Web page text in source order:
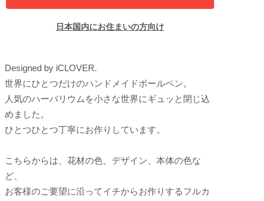
日本国内にお住まいの方向け
Designed by iCLOVER.
世界にひとつだけのハンドメイドボールペン。
人気のハーバリウムを小さな世界にギュッと閉じ込
めました。
ひとつひとつ丁寧にお作りしています。
こちらからは、花材の色、デザイン、本体の色な
ど、
お客様のご要望に沿ってイチからお作りするフルカ